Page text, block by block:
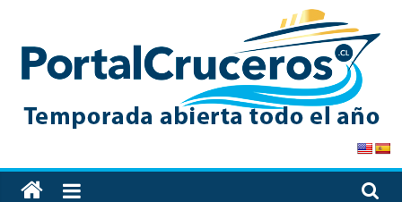
content
PortalCruceros
Toda